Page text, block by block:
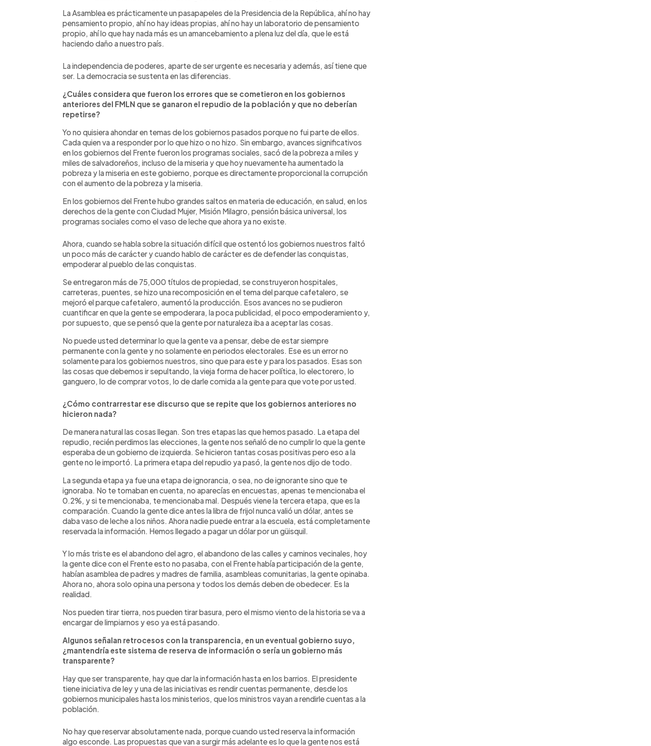
La Asamblea es prácticamente un pasapapeles de la Presidencia de la República, ahí no hay
pensamiento propio, ahí no hay ideas propias, ahí no hay un laboratorio de pensamiento
propio, ahí lo que hay nada más es un amancebamiento a plena luz del día, que le está
haciendo daño a nuestro país.
La independencia de poderes, aparte de ser urgente es necesaria y además, así tiene que
ser. La democracia se sustenta en las diferencias.
¿Cuáles considera que fueron los errores que se cometieron en los gobiernos
anteriores del FMLN que se ganaron el repudio de la población y que no deberían
repetirse?
Yo no quisiera ahondar en temas de los gobiernos pasados porque no fui parte de ellos.
Cada quien va a responder por lo que hizo o no hizo. Sin embargo, avances significativos
en los gobiernos del Frente fueron los programas sociales, sacó de la pobreza a miles y
miles de salvadoreños, incluso de la miseria y que hoy nuevamente ha aumentado la
pobreza y la miseria en este gobierno, porque es directamente proporcional la corrupción
con el aumento de la pobreza y la miseria.
En los gobiernos del Frente hubo grandes saltos en materia de educación, en salud, en los
derechos de la gente con Ciudad Mujer, Misión Milagro, pensión básica universal, los
programas sociales como el vaso de leche que ahora ya no existe.
Ahora, cuando se habla sobre la situación difícil que ostentó los gobiernos nuestros faltó
un poco más de carácter y cuando hablo de carácter es de defender las conquistas,
empoderar al pueblo de las conquistas.
Se entregaron más de 75,000 títulos de propiedad, se construyeron hospitales,
carreteras, puentes, se hizo una recomposición en el tema del parque cafetalero, se
mejoró el parque cafetalero, aumentó la producción. Esos avances no se pudieron
cuantificar en que la gente se empoderara, la poca publicidad, el poco empoderamiento y,
por supuesto, que se pensó que la gente por naturaleza iba a aceptar las cosas.
No puede usted determinar lo que la gente va a pensar, debe de estar siempre
permanente con la gente y no solamente en periodos electorales. Ese es un error no
solamente para los gobiernos nuestros, sino que para este y para los pasados. Esas son
las cosas que debemos ir sepultando, la vieja forma de hacer política, lo electorero, lo
ganguero, lo de comprar votos, lo de darle comida a la gente para que vote por usted.
¿Cómo contrarrestar ese discurso que se repite que los gobiernos anteriores no
hicieron nada?
De manera natural las cosas llegan. Son tres etapas las que hemos pasado. La etapa del
repudio, recién perdimos las elecciones, la gente nos señaló de no cumplir lo que la gente
esperaba de un gobierno de izquierda. Se hicieron tantas cosas positivas pero eso a la
gente no le importó. La primera etapa del repudio ya pasó, la gente nos dijo de todo.
La segunda etapa ya fue una etapa de ignorancia, o sea, no de ignorante sino que te
ignoraba. No te tomaban en cuenta, no aparecías en encuestas, apenas te mencionaba el
0.2%, y si te mencionaba, te mencionaba mal. Después viene la tercera etapa, que es la
comparación. Cuando la gente dice antes la libra de frijol nunca valió un dólar, antes se
daba vaso de leche a los niños. Ahora nadie puede entrar a la escuela, está completamente
reservada la información. Hemos llegado a pagar un dólar por un güisquil.
Y lo más triste es el abandono del agro, el abandono de las calles y caminos vecinales, hoy
la gente dice con el Frente esto no pasaba, con el Frente había participación de la gente,
habían asamblea de padres y madres de familia, asambleas comunitarias, la gente opinaba.
Ahora no, ahora solo opina una persona y todos los demás deben de obedecer. Es la
realidad.
Nos pueden tirar tierra, nos pueden tirar basura, pero el mismo viento de la historia se va a
encargar de limpiarnos y eso ya está pasando.
Algunos señalan retrocesos con la transparencia, en un eventual gobierno suyo,
¿mantendría este sistema de reserva de información o sería un gobierno más
transparente?
Hay que ser transparente, hay que dar la información hasta en los barrios. El presidente
tiene iniciativa de ley y una de las iniciativas es rendir cuentas permanente, desde los
gobiernos municipales hasta los ministerios, que los ministros vayan a rendirle cuentas a la
población.
No hay que reservar absolutamente nada, porque cuando usted reserva la información
algo esconde. Las propuestas que van a surgir más adelante es lo que la gente nos está